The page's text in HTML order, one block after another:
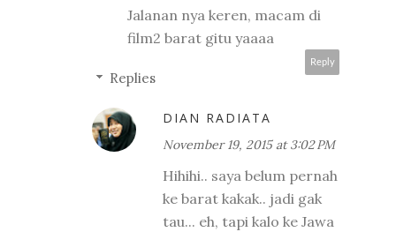
Jalanan nya keren, macam di
film2 barat gitu yaaaa
Reply
Replies
DIAN RADIATA
November 19, 2015 at 3:02 PM
Hihihi.. saya belum pernah
ke barat kakak.. jadi gak
tau... eh, tapi kalo ke Jawa